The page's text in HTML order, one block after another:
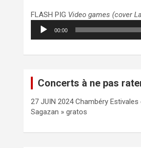
FLASH PIG Video games (cover
Lecteur
audio
00:00
Concerts à ne pas
27 JUIN 2024 Chambéry
Sagazan » gratos